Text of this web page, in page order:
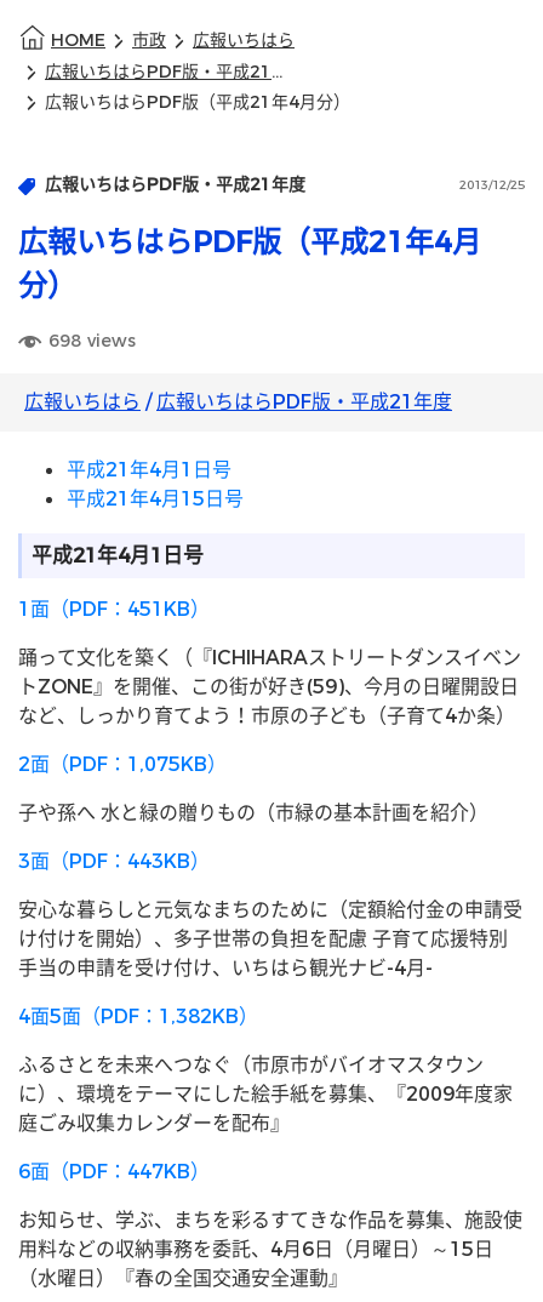
HOME 市政
広報いちはら
広報いちはらPDF版・平成21年度
広報いちはらPDF版（平成21年4月分）
広報いちはらPDF版・平成21年度 2013/12/25
広報いちはらPDF版（平成21年4月
分）
698 views
広報いちはら /広報いちはらPDF版・平成21年度
平成21年4月1日号
平成21年4月15日号
平成21年4月1日号
1面（PDF：451KB）
踊って文化を築く（『ICHIHARAストリートダンスイベン
トZONE』を開催、この街が好き(59)、今月の日曜開設日
など、しっかり育てよう！市原の子ども（子育て4か条）
2面（PDF：1,075KB）
子や孫へ 水と緑の贈りもの（市緑の基本計画を紹介）
3面（PDF：443KB）
安心な暮らしと元気なまちのために（定額給付金の申請受
け付けを開始）、多子世帯の負担を配慮 子育て応援特別
手当の申請を受け付け、いちはら観光ナビ-4月-
4面5面（PDF：1,382KB）
ふるさとを未来へつなぐ（市原市がバイオマスタウン
に）、環境をテーマにした絵手紙を募集、『2009年度家
庭ごみ収集カレンダーを配布』
6面（PDF：447KB）
お知らせ、学ぶ、まちを彩るすてきな作品を募集、施設使
用料などの収納事務を委託、4月6日（月曜日）～15日
（水曜日）『春の全国交通安全運動』